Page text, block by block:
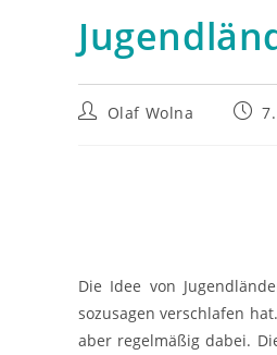
Beitrags-
Olaf Wolna
Die Idee von
sozusagen verschlafen
aber regelmäßig dabei.